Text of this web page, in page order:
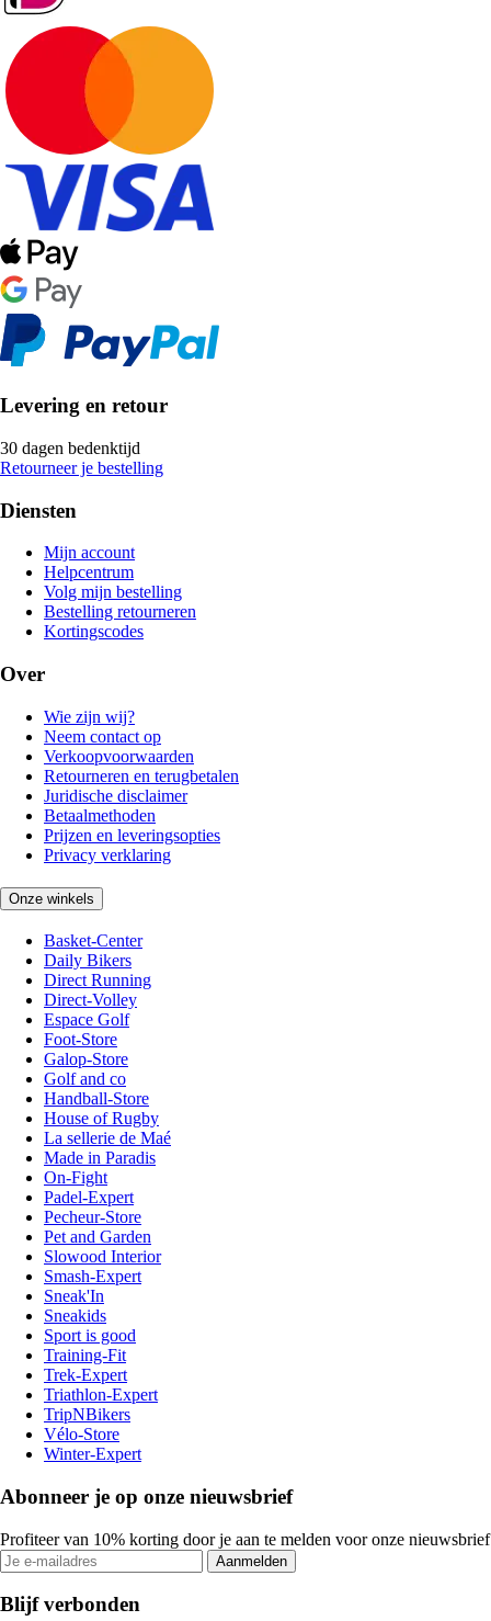
Levering en retour
30 dagen bedenktijd
Retourneer je bestelling
Diensten
Mijn account
Helpcentrum
Volg mijn bestelling
Bestelling retourneren
Kortingscodes
Over
Wie zijn wij?
Neem contact op
Verkoopvoorwaarden
Retourneren en terugbetalen
Juridische disclaimer
Betaalmethoden
Prijzen en leveringsopties
Privacy verklaring
Onze winkels
Basket-Center
Daily Bikers
Direct Running
Direct-Volley
Espace Golf
Foot-Store
Galop-Store
Golf and co
Handball-Store
House of Rugby
La sellerie de Maé
Made in Paradis
On-Fight
Padel-Expert
Pecheur-Store
Pet and Garden
Slowood Interior
Smash-Expert
Sneak'In
Sneakids
Sport is good
Training-Fit
Trek-Expert
Triathlon-Expert
TripNBikers
Vélo-Store
Winter-Expert
Abonneer je op onze nieuwsbrief
Profiteer van 10% korting door je aan te melden voor onze nieuwsbrief
Aanmelden
Blijf verbonden